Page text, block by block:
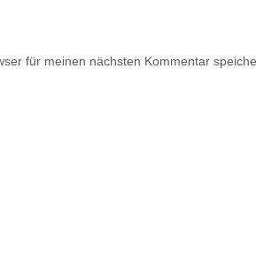
für meinen nächsten Kommentar